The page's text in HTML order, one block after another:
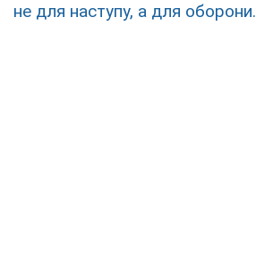
не для наступу, а для оборони.